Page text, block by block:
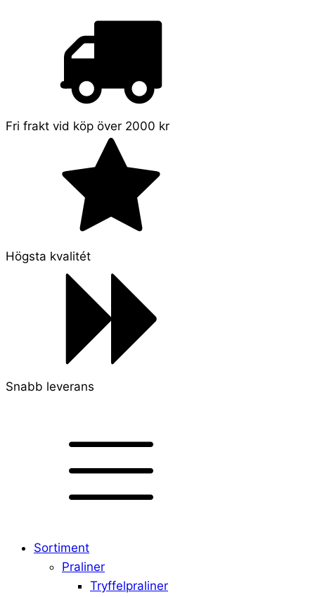
Fri frakt vid köp över 2000 kr
Högsta kvalitét
Snabb leverans
Sortiment
Praliner
Tryffelpraliner